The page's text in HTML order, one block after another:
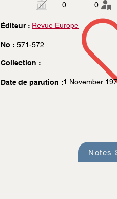
0
0
Éditeur : Revue Europe
No : 571-572
Collection :
Date de parution :1 November
Notes